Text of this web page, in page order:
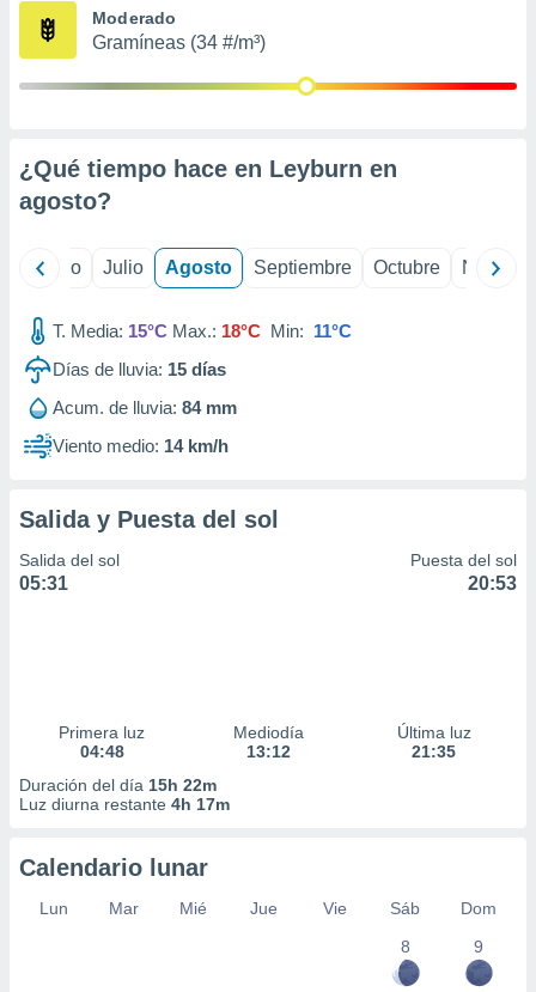
publicidad
1199
Moderado
Gramíneas (34 #/m³)
¿Qué tiempo hace en Leyburn en
agosto?
Junio Julio Agosto Septiembre Octubre
T. Media: 15°C Max.: 18°C Min: 11°C
Días de lluvia: 15 días
Acum. de lluvia: 84 mm
Viento medio: 14 km/h
Salida y Puesta del sol
Salida del sol
05:31
Puesta del sol
20:53
Primera luz
04:48
Mediodía
13:12
Última luz
21:35
Duración del día 15h 22m
Luz diurna restante 4h 17m
Calendario lunar
Lun Mar Mié Jue Vie Sáb
Dom
8
9